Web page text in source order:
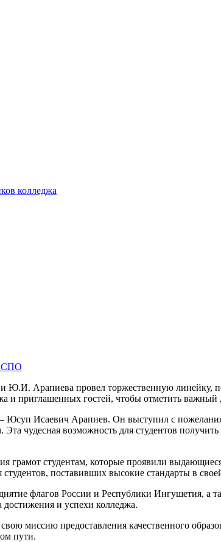
колледжа
СПО
Ю.И. Арапиева провел торжественную линейку,
и приглашенных гостей, чтобы отметить важный
Юсуп Исаевич Арапиев. Он выступил с
чудесная возможность для студентов
грамот студентам, которые проявили
поставивших высокие стандарты в
флагов России и Республики Ингушетия,
достижения и успехи колледжа.
миссию предоставления качественного
пути.